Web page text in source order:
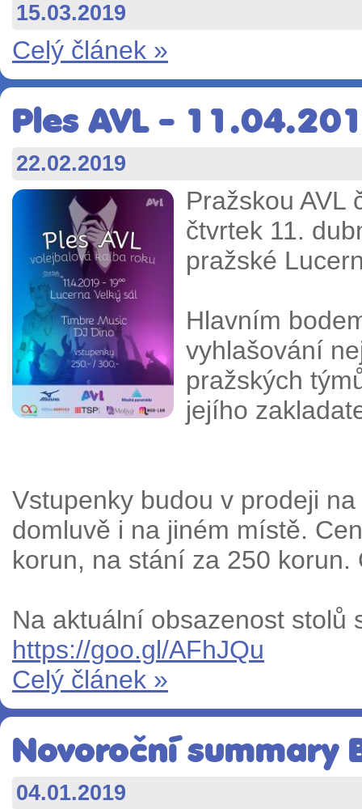
15.03.2019
Celý článek »
Ples AVL -
22.02.2019
Pražskou AVL
čtvrtek 11.
pražské
Hlavním
vyhlašování
pražských
jejího
Vstupenky budou v prodeji
domluvě i na jiném místě.
korun, na stání za 250
Na aktuální obsazenost
https://goo.gl/AFhJQu
Celý článek »
Novoroční summary
04.01.2019